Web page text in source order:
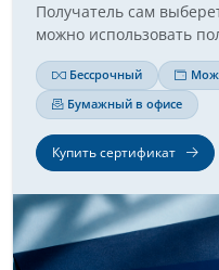
Получатель сам
можно использовать
Бессрочный
Бумажный в офисе
Купить сертификат